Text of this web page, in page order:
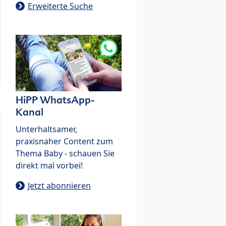
Erweiterte Suche
HiPP WhatsApp-
Kanal
Unterhaltsamer,
praxisnaher Content zum
Thema Baby - schauen Sie
direkt mal vorbei!
Jetzt abonnieren